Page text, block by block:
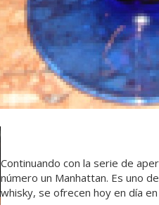
Continuando con la serie de
número un Manhattan. Es uno
whisky, se ofrecen hoy en día